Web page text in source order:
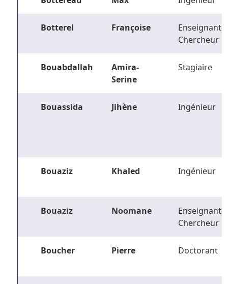
Botterel Françoise
Enseignant-
Chercheur
Bouabdallah
Amira-
Serine
Stagiaire
Bouassida Jihène Ingénieur
Bouaziz Khaled Ingénieur
Bouaziz Noomane
Enseignant-
Chercheur
Boucher Pierre Doctorant